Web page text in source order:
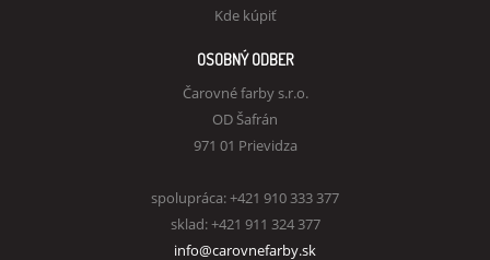
Kde kúpiť
OSOBNÝ ODBER
Čarovné farby s.r.o.
OD Šafrán
971 01 Prievidza
spolupráca: +421 910 333 377
sklad: +421 911 324 377
info@carovnefarby.sk